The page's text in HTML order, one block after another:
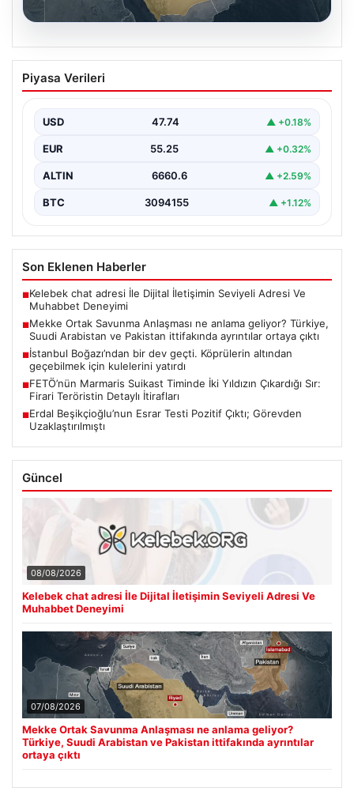
07.08.2026
Mekke Ortak Savunma Anlaşması ne
anlama geliyor? Türkiye, Suudi
ayrıntılar ortaya çıktı
Piyasa Verileri
USD 47.74 ▲ +0.18%
EUR 55.25 ▲ +0.32%
ALTIN 6660.6 ▲ +2.59%
BTC 3094155 ▲ +1.12%
Son Eklenen Haberler
■Kelebek chat adresi İle Dijital İletişimin Seviyeli Adresi Ve
Muhabbet Deneyimi
■Mekke Ortak Savunma Anlaşması ne anlama geliyor? Türkiye,
Suudi Arabistan ve Pakistan ittifakında ayrıntılar ortaya çıktı
■İstanbul Boğazı’ndan bir dev geçti. Köprülerin altından
geçebilmek için kulelerini yatırdı
■FETÖ’nün Marmaris Suikast Timinde İki Yıldızın Çıkardığı Sır:
Firari Teröristin Detaylı İtirafları
■Erdal Beşikçioğlu’nun Esrar Testi Pozitif Çıktı; Görevden
Uzaklaştırılmıştı
Güncel
08/08/2026
Kelebek chat adresi İle Dijital İletişimin Seviyeli Adresi Ve
Muhabbet Deneyimi
07/08/2026
Mekke Ortak Savunma Anlaşması ne anlama geliyor?
Türkiye, Suudi Arabistan ve Pakistan ittifakında ayrıntılar
ortaya çıktı